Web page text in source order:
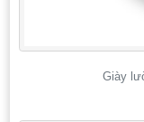
Giày